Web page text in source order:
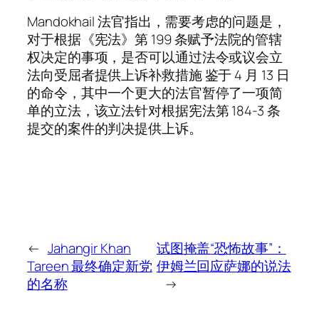
Mandokhail 法官指出，需要考虑的问题是，
对于根据《宪法》第 199 条赋予法院的管辖
权决定的事项，是否可以通过法令或议会立
法向受屈者提供上诉补救措施 鉴于 4 月 13 日
的命令，其中一个更大的法官暂停了一项简
单的立法，该立法针对根据宪法第 184-3 条
提交的案件的判决提供上诉。
← Jahangir Khan
Tareen 最终确定新党
的名称
试图掩盖“恐怖故事”：
伊姆兰回应萨娜的说法
→